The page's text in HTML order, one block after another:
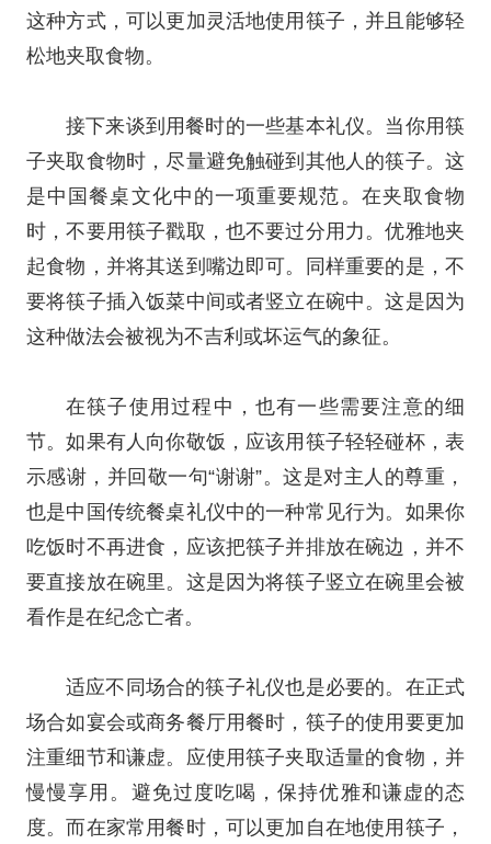
这种方式，可以更加灵活地使用筷子，并且能够轻
松地夹取食物。
接下来谈到用餐时的一些基本礼仪。当你用筷
子夹取食物时，尽量避免触碰到其他人的筷子。这
是中国餐桌文化中的一项重要规范。在夹取食物
时，不要用筷子戳取，也不要过分用力。优雅地夹
起食物，并将其送到嘴边即可。同样重要的是，不
要将筷子插入饭菜中间或者竖立在碗中。这是因为
这种做法会被视为不吉利或坏运气的象征。
在筷子使用过程中，也有一些需要注意的细
节。如果有人向你敬饭，应该用筷子轻轻碰杯，表
示感谢，并回敬一句“谢谢”。这是对主人的尊重，
也是中国传统餐桌礼仪中的一种常见行为。如果你
吃饭时不再进食，应该把筷子并排放在碗边，并不
要直接放在碗里。这是因为将筷子竖立在碗里会被
看作是在纪念亡者。
适应不同场合的筷子礼仪也是必要的。在正式
场合如宴会或商务餐厅用餐时，筷子的使用要更加
注重细节和谦虚。应使用筷子夹取适量的食物，并
慢慢享用。避免过度吃喝，保持优雅和谦虚的态
度。而在家常用餐时，可以更加自在地使用筷子，